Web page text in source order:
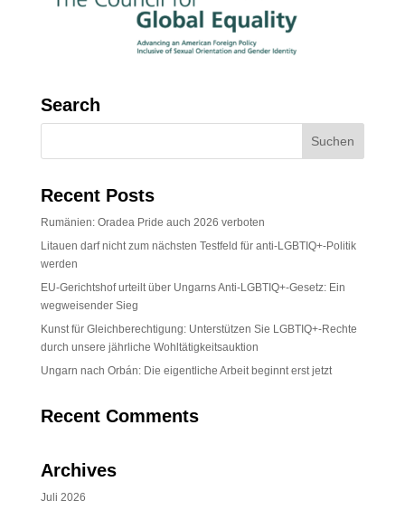
Search
Recent Posts
Rumänien: Oradea Pride auch 2026 verboten
Litauen darf nicht zum nächsten Testfeld für anti-LGBTIQ+-Politik
werden
EU-Gerichtshof urteilt über Ungarns Anti-LGBTIQ+-Gesetz: Ein
wegweisender Sieg
Kunst für Gleichberechtigung: Unterstützen Sie LGBTIQ+-Rechte
durch unsere jährliche Wohltätigkeitsauktion
Ungarn nach Orbán: Die eigentliche Arbeit beginnt erst jetzt
Recent Comments
Archives
Juli 2026